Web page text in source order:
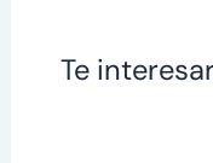
Te